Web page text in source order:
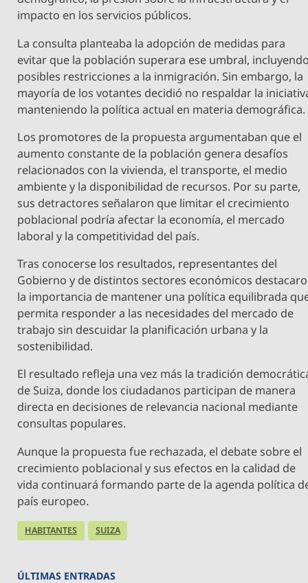
impacto en los servicios públicos.
La consulta planteaba la adopción de medidas para
evitar que la población superara ese umbral,
posibles restricciones a la inmigración. Sin embargo, la
mayoría de los votantes decidió no respaldar la
manteniendo la política actual en materia demográfica.
Los promotores de la propuesta argumentaban que el
aumento constante de la población genera desafíos
relacionados con la vivienda, el transporte, el medio
ambiente y la disponibilidad de recursos. Por su parte,
sus detractores señalaron que limitar el crecimiento
poblacional podría afectar la economía, el mercado
laboral y la competitividad del país.
Tras conocerse los resultados, representantes del
Gobierno y de distintos sectores económicos
la importancia de mantener una política equilibrada
permita responder a las necesidades del mercado de
trabajo sin descuidar la planificación urbana y la
sostenibilidad.
El resultado refleja una vez más la tradición
de Suiza, donde los ciudadanos participan de manera
directa en decisiones de relevancia nacional mediante
consultas populares.
Aunque la propuesta fue rechazada, el debate sobre el
crecimiento poblacional y sus efectos en la calidad de
vida continuará formando parte de la agenda política
país europeo.
HABITANTES SUIZA
ÚLTIMAS ENTRADAS